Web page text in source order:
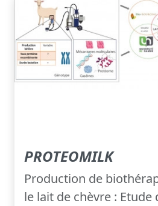
PROTEOMILK
Production de
le lait de chèvre : Etude